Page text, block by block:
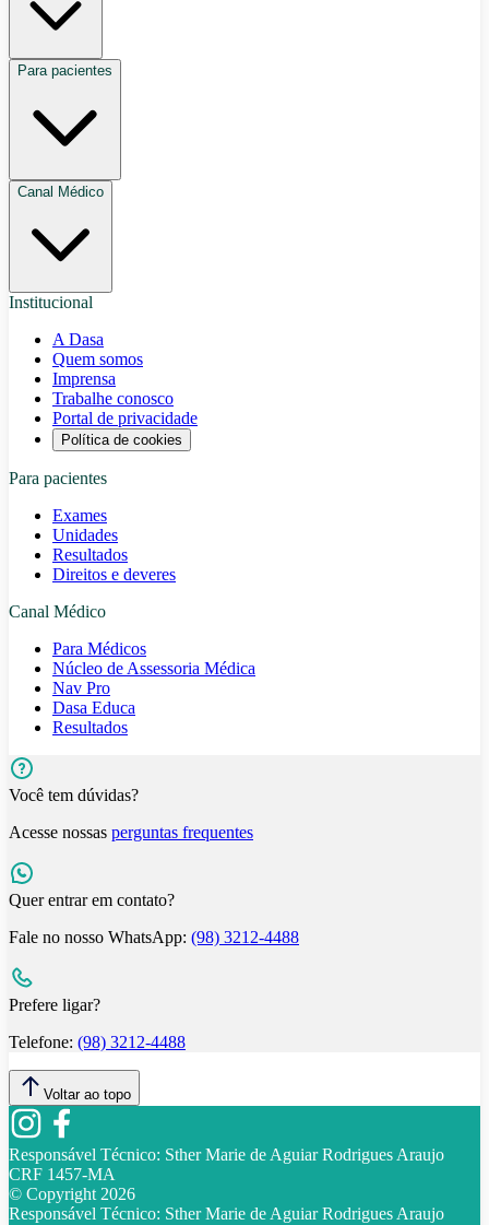
Para pacientes
Canal Médico
Institucional
A Dasa
Quem somos
Imprensa
Trabalhe conosco
Portal de privacidade
Política de cookies
Para pacientes
Exames
Unidades
Resultados
Direitos e deveres
Canal Médico
Para Médicos
Núcleo de Assessoria Médica
Nav Pro
Dasa Educa
Resultados
Você tem dúvidas?
Acesse nossas perguntas frequentes
Quer entrar em contato?
Fale no nosso WhatsApp: (98) 3212-4488
Prefere ligar?
Telefone: (98) 3212-4488
Voltar ao topo
Responsável Técnico: Sther Marie de Aguiar Rodrigues Araujo
CRF 1457-MA
© Copyright 2026
Responsável Técnico: Sther Marie de Aguiar Rodrigues Araujo